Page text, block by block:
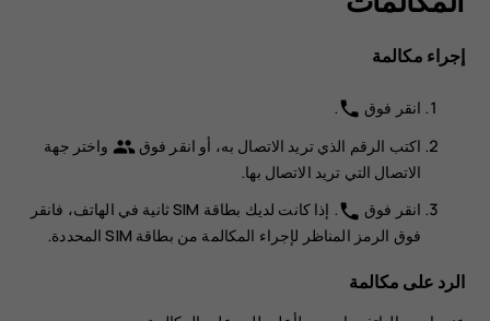
Nokia
8.1
إجراء مكالمة
انقر فوق phone
.
اكتب الرقم الذي تريد الاتصال به، أو انقر فوق group واختر جهة
الاتصال التي تريد الاتصال بها.
انقر فوق phone
. إذا كانت لديك بطاقة SIM ثانية في الهاتف، فانقر
فوق الرمز المناظر لإجراء المكالمة من بطاقة SIM المحددة.
الرد على مكالمة